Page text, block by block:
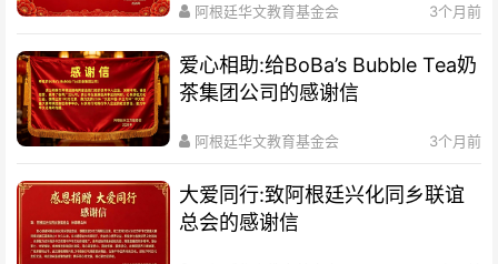
阿根廷华文教育基金会 3个月前
爱心相助:给BoBa’s Bubble Tea奶
茶集团公司的感谢信
阿根廷华文教育基金会 3个月前
大爱同行:致阿根廷兴化同乡联谊
总会的感谢信